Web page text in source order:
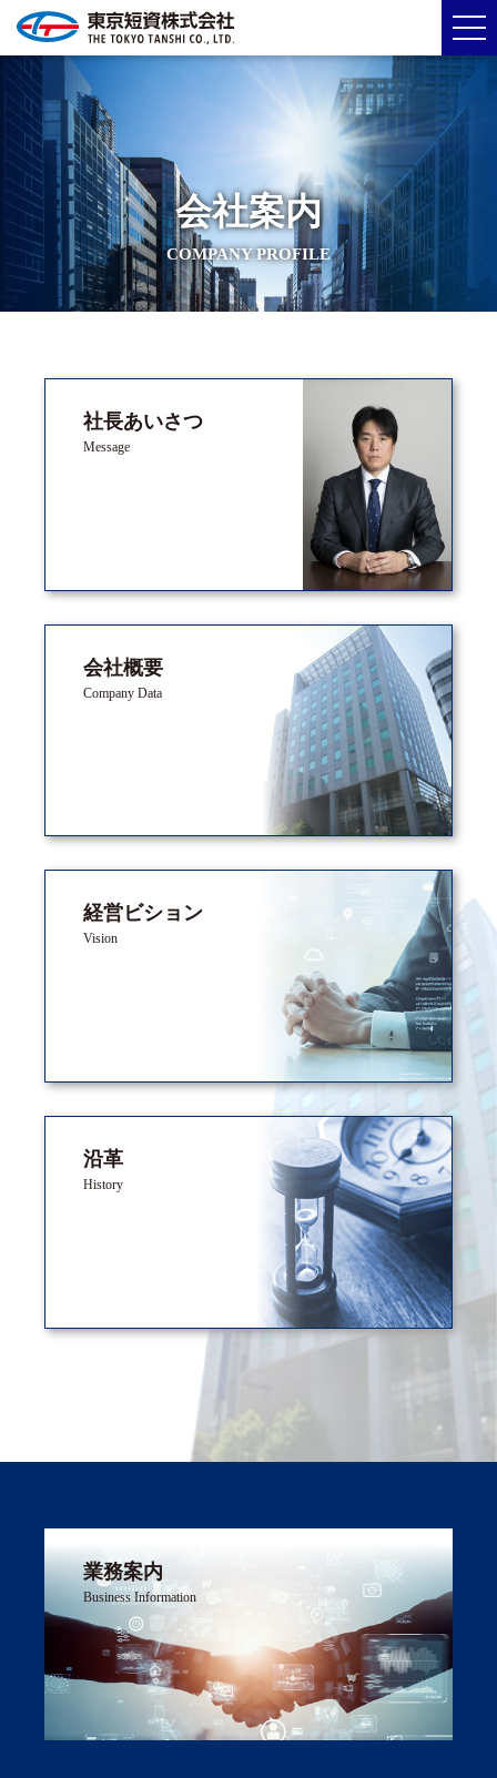
会社案内
COMPANY PROFILE
社長あいさつ
Message
会社概要
Company Data
経営ビション
Vision
沿革
History
業務案内
Business Information